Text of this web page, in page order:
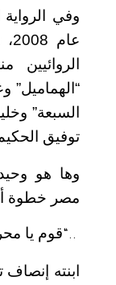
وفي الرواية
“الهماميل”
السبعة”
توفيق
وها هو
مصر خطوة
“.. قوم يا
ابنته